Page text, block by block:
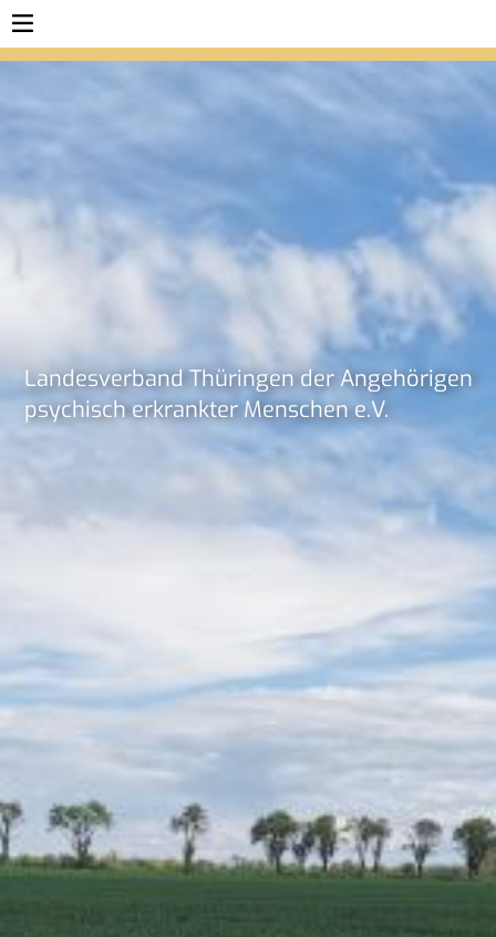
Lan­des­ver­band Thü­rin­gen der An­ge­hö­ri­gen
psy­chisch er­krank­ter Men­schen e.V.